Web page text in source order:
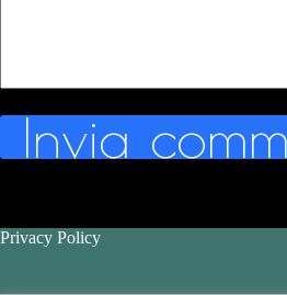
Invia
Privacy Policy